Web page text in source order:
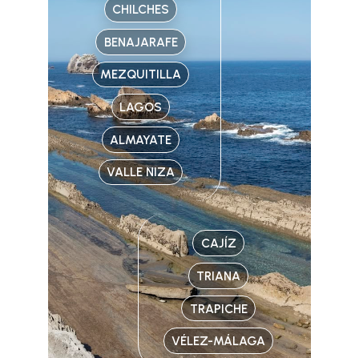
CHILCHES
BENAJARAFE
MEZQUITILLA
LAGOS
ALMAYATE
VALLE NIZA
CAJÍZ
TRIANA
TRAPICHE
VÉLEZ-MÁLAGA